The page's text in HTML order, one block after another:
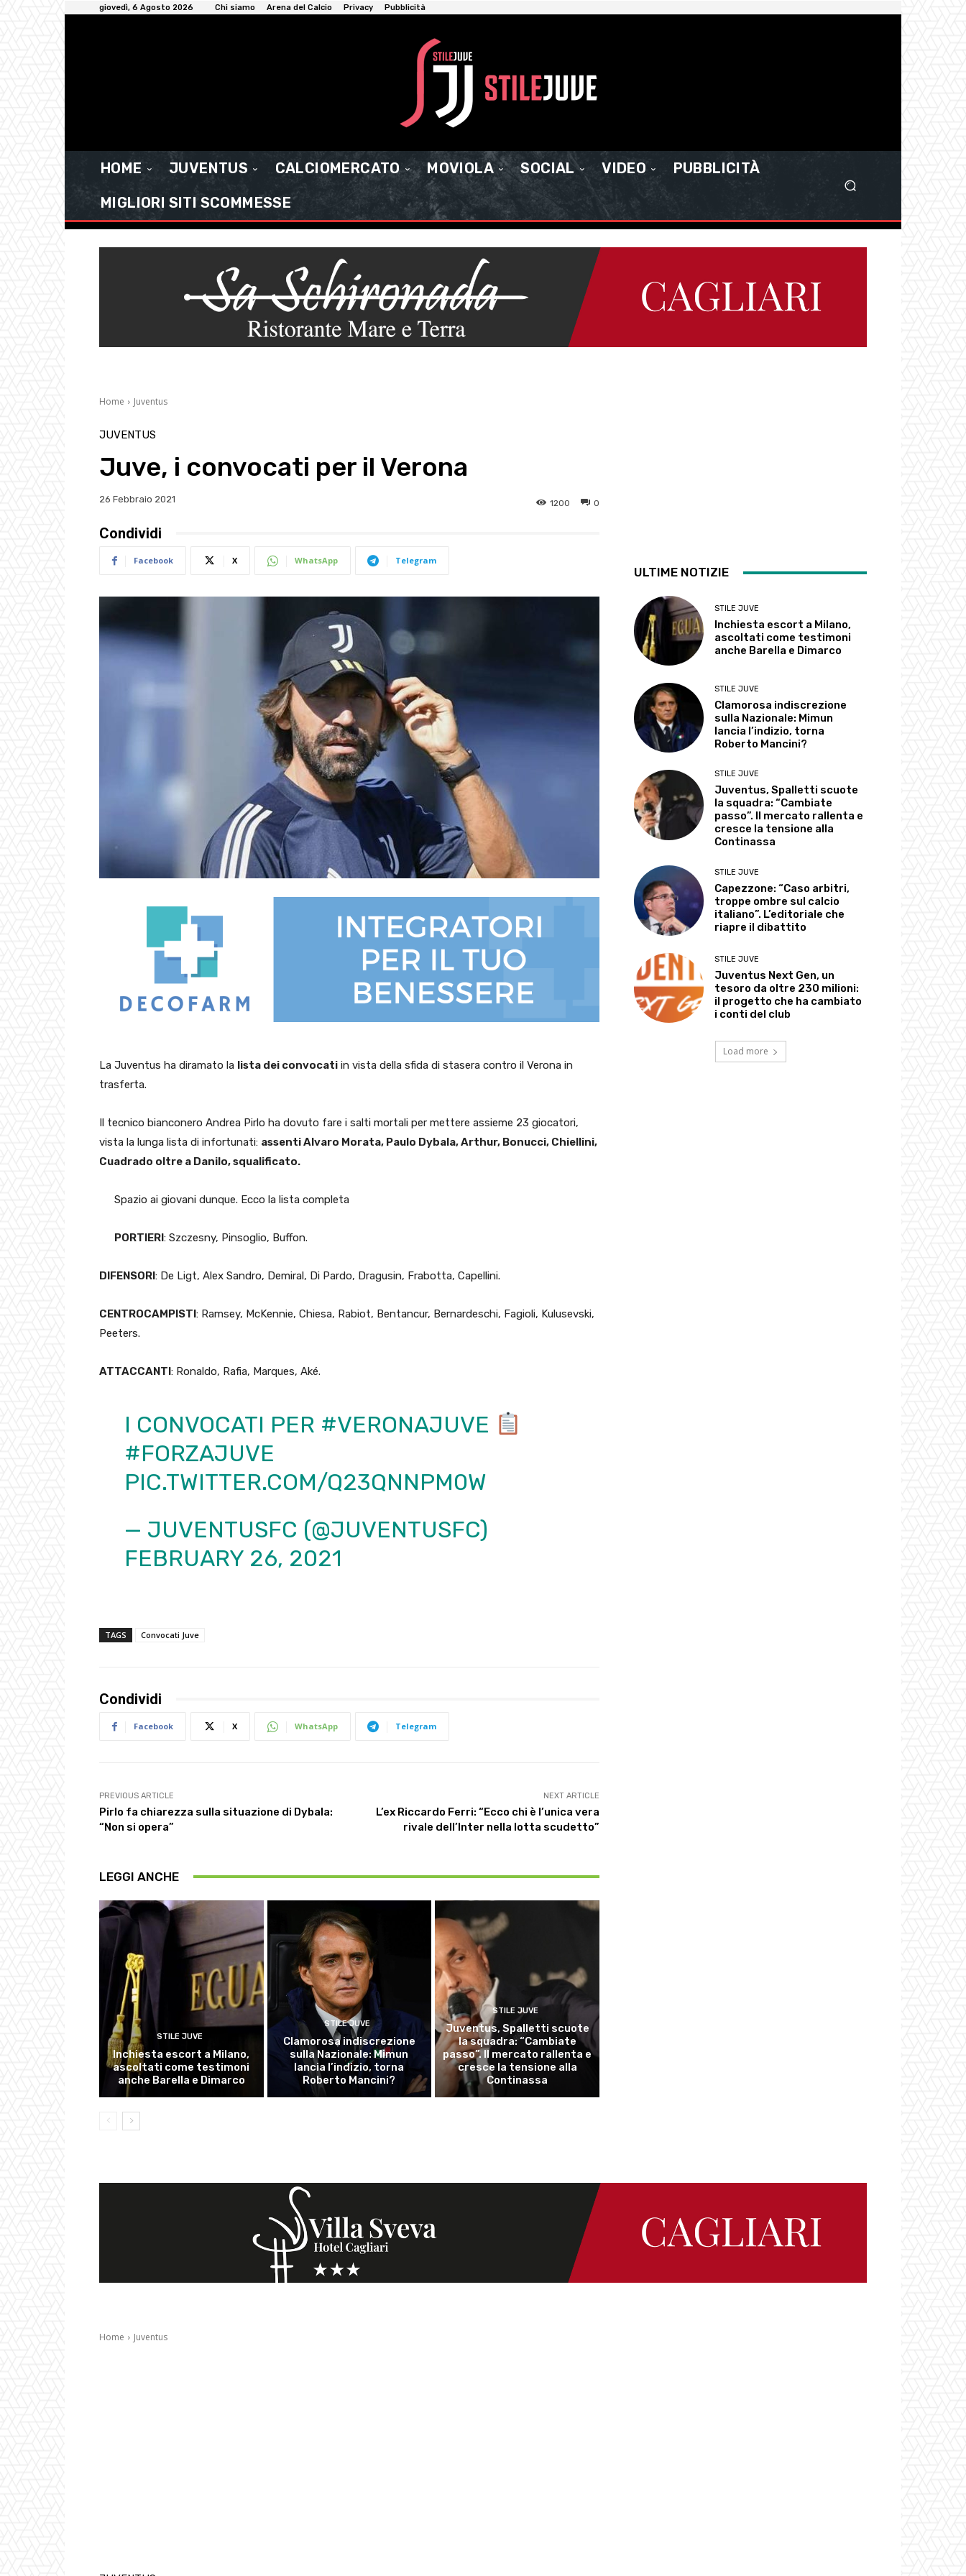
giovedì, 6 Agosto 2026 Chi siamo Arena del Calcio Privacy Pubblicità
HOME JUVENTUS CALCIOMERCATO MOVIOLA SOCIAL VIDEO
PUBBLICITÀ
MIGLIORI SITI SCOMMESSE
Home Juventus
JUVENTUS
Juve, i convocati per il Verona
26 Febbraio 2021 0
1200
Condividi
Facebook X WhatsApp Telegram
La Juventus ha diramato la lista dei convocati in vista della sfida di stasera contro il Verona in
trasferta.
Il tecnico bianconero Andrea Pirlo ha dovuto fare i salti mortali per mettere assieme 23 giocatori,
vista la lunga lista di infortunati: assenti Alvaro Morata, Paulo Dybala, Arthur, Bonucci, Chiellini,
Cuadrado oltre a Danilo, squalificato.
Spazio ai giovani dunque. Ecco la lista completa
PORTIERI: Szczesny, Pinsoglio, Buffon.
DIFENSORI: De Ligt, Alex Sandro, Demiral, Di Pardo, Dragusin, Frabotta, Capellini.
CENTROCAMPISTI: Ramsey, McKennie, Chiesa, Rabiot, Bentancur, Bernardeschi, Fagioli, Kulusevski,
Peeters.
ATTACCANTI: Ronaldo, Rafia, Marques, Aké.
I CONVOCATI PER #VERONAJUVE
#FORZAJUVE
PIC.TWITTER.COM/Q23QNNPM0W
— JUVENTUSFC (@JUVENTUSFC)
FEBRUARY 26, 2021
TAGS Convocati Juve
Condividi
Facebook X WhatsApp Telegram
PREVIOUS ARTICLE
Pirlo fa chiarezza sulla situazione di Dybala:
“Non si opera”
NEXT ARTICLE
L’ex Riccardo Ferri: “Ecco chi è l’unica vera
rivale dell’Inter nella lotta scudetto”
LEGGI ANCHE
STILE JUVE
Inchiesta escort a Milano,
ascoltati come testimoni
anche Barella e Dimarco
STILE JUVE
Clamorosa indiscrezione
sulla Nazionale: Mimun
lancia l’indizio, torna
Roberto Mancini?
STILE JUVE
Juventus, Spalletti scuote
la squadra: “Cambiate
passo”. Il mercato rallenta e
cresce la tensione alla
Continassa
ULTIME NOTIZIE
STILE JUVE
Inchiesta escort a Milano,
ascoltati come testimoni
anche Barella e Dimarco
STILE JUVE
Clamorosa indiscrezione
sulla Nazionale: Mimun
lancia l’indizio, torna
Roberto Mancini?
STILE JUVE
Juventus, Spalletti scuote
la squadra: “Cambiate
passo”. Il mercato rallenta e
cresce la tensione alla
Continassa
STILE JUVE
Capezzone: “Caso arbitri,
troppe ombre sul calcio
italiano”. L’editoriale che
riapre il dibattito
STILE JUVE
Juventus Next Gen, un
tesoro da oltre 230 milioni:
il progetto che ha cambiato
i conti del club
Load more